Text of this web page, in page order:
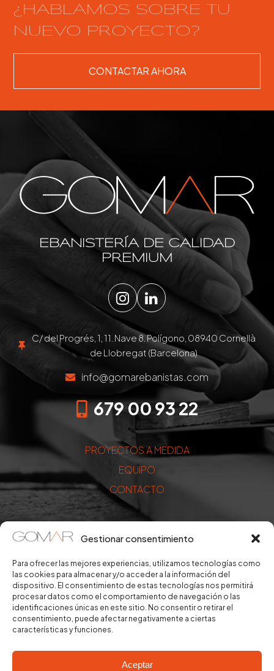
Gestionar consentimiento
Para ofrecer las mejores experiencias, utilizamos tecnologías como
las cookies para almacenar y/o acceder a la información del
dispositivo. El consentimiento de estas tecnologías nos permitirá
procesar datos como el comportamiento de navegación o las
identificaciones únicas en este sitio. No consentir o retirar el
consentimiento, puede afectar negativamente a ciertas
características y funciones.
Aceptar
¿HABLAMOS SOBRE TU
NUEVO PROYECTO?
CONTACTAR AHORA
EBANISTERÍA DE CALIDAD
PREMIUM
Instagram
LinkedIn
C/ del Progrés, 1, 11. Nave 8. Polígono, 08940 Cornellà
de Llobregat (Barcelona)
info@gomarebanistas.com
679 00 93 22
PROYECTOS A MEDIDA
EQUIPO
CONTACTO